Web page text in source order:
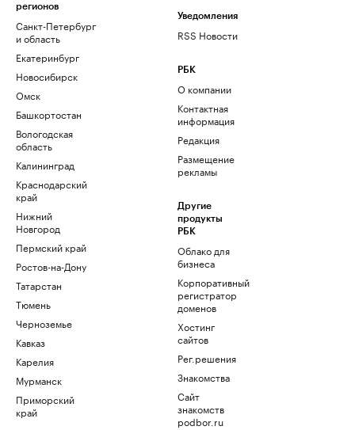
регионов
Санкт-Петербург
и область
Екатеринбург
Новосибирск
Омск
Башкортостан
Вологодская
область
Калининград
Краснодарский
край
Нижний
Новгород
Пермский край
Ростов-на-Дону
Татарстан
Тюмень
Черноземье
Кавказ
Карелия
Мурманск
Приморский
край
Уведомления
RSS Новости
РБК
О компании
Контактная
информация
Редакция
Размещение
рекламы
Другие
продукты
РБК
Облако для
бизнеса
Корпоративный
регистратор
доменов
Хостинг
сайтов
Рег.решения
Знакомства
Сайт
знакомств
podbor.ru